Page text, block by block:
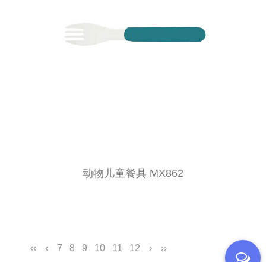
动物儿童餐具 MX862
‹‹ ‹ 7 8 9 10 11 12 › ››